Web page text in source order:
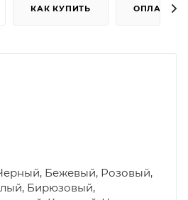
КАК КУПИТЬ ОПЛАТА
Бежевый, Розовый,
Бирюзовый,